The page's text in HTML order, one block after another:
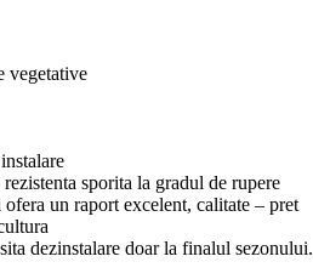
vegetative
sporita la gradul de rupere
un raport excelent, calitate – pret
dezinstalare doar la finalul sezonului.